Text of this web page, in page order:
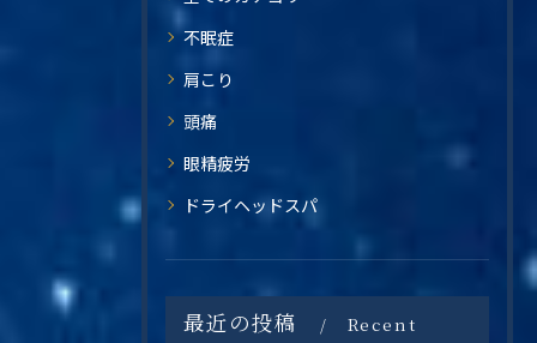
不眠症
肩こり
頭痛
眼精疲労
ドライヘッドスパ
最近の投稿
Recent